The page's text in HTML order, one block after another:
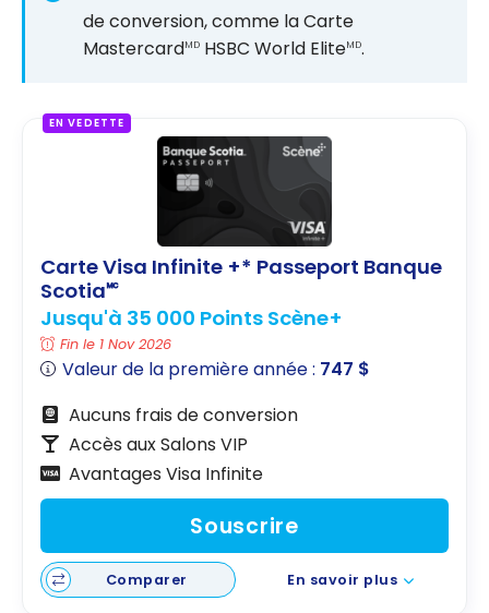
de conversion, comme la Carte
MastercardMD HSBC World EliteMD.
EN VEDETTE
Carte Visa Infinite +* Passeport Banque
Scotia🅪
Jusqu'à 35 000 Points Scène+
Fin le 1 Nov 2026
Valeur de la première année : 747 $
Aucuns frais de conversion
Accès aux Salons VIP
Avantages Visa Infinite
Souscrire
Comparer En savoir plus